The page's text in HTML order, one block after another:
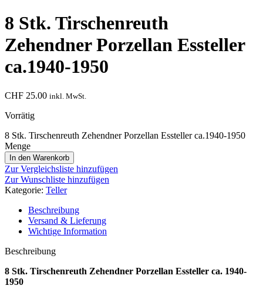
8 Stk. Tirschenreuth
Zehendner Porzellan Essteller
ca.1940-1950
CHF 25.00 inkl. MwSt.
Vorrätig
8 Stk. Tirschenreuth Zehendner Porzellan Essteller ca.1940-1950
Menge
In den Warenkorb
Zur Vergleichsliste hinzufügen
Zur Wunschliste hinzufügen
Kategorie: Teller
Beschreibung
Versand & Lieferung
Wichtige Information
Beschreibung
8 Stk. Tirschenreuth Zehendner Porzellan Essteller ca. 1940-
1950